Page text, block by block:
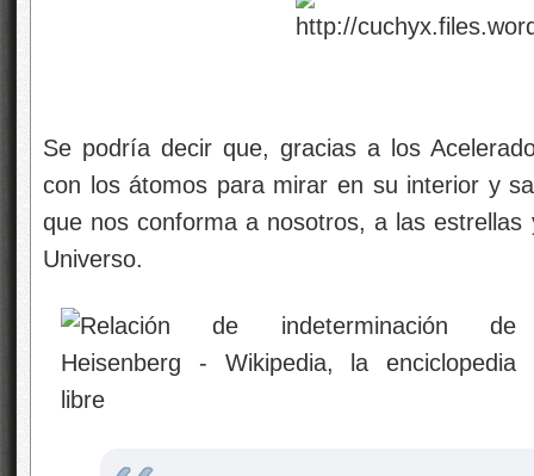
Se podría decir que, gracias a los
con los átomos para mirar en su interior y
que nos conforma a nosotros, a las
Universo.